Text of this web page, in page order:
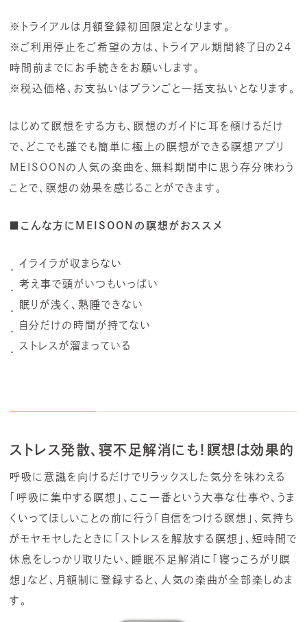
※トライアルは月額登録初回限定となります。
※ご利用停止をご希望の方は、トライアル期間終了日の24
時間前までにお手続きをお願いします。
※税込価格、お支払いはプランごと一括支払いとなります。
はじめて瞑想をする方も、瞑想のガイドに耳を傾けるだけ
で、どこでも誰でも簡単に極上の瞑想ができる瞑想アプリ
MEISOONの人気の楽曲を、無料期間中に思う存分味わう
ことで、瞑想の効果を感じることができます。
■こんな方にMEISOONの瞑想がおススメ
イライラが収まらない
考え事で頭がいつもいっぱい
眠りが浅く、熟睡できない
自分だけの時間が持てない
ストレスが溜まっている
ストレス発散、寝不足解消にも！瞑想は効果的
呼吸に意識を向けるだけでリラックスした気分を味わえる
「呼吸に集中する瞑想」、ここ一番という大事な仕事や、うま
くいってほしいことの前に行う「自信をつける瞑想」、気持ち
がモヤモヤしたときに「ストレスを解放する瞑想」、短時間で
休息をしっかり取りたい、睡眠不足解消に「寝っころがり瞑
想」など、月額制に登録すると、人気の楽曲が全部楽しめま
す。